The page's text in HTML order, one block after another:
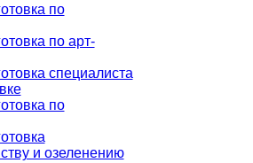
по
по арт-
специалиста
по
и озеленению